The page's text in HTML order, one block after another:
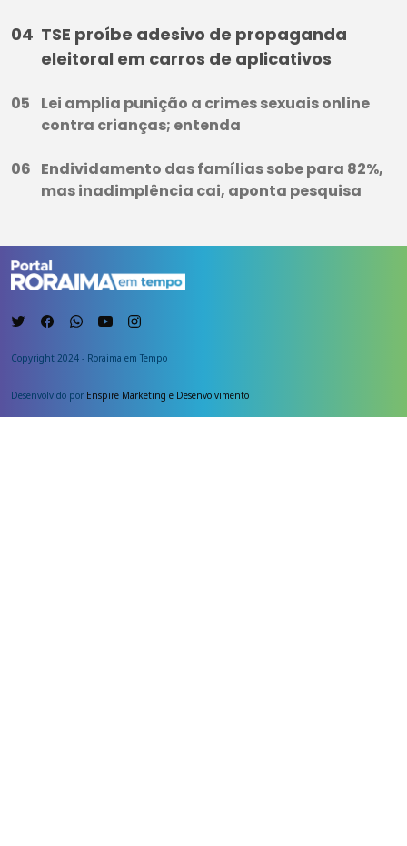
TSE proíbe adesivo de propaganda
eleitoral em carros de aplicativos
Lei amplia punição a crimes sexuais online
contra crianças; entenda
Endividamento das famílias sobe para 82%,
mas inadimplência cai, aponta pesquisa
Copyright 2024 - Roraima em Tempo
Desenvolvido por Enspire Marketing e Desenvolvimento